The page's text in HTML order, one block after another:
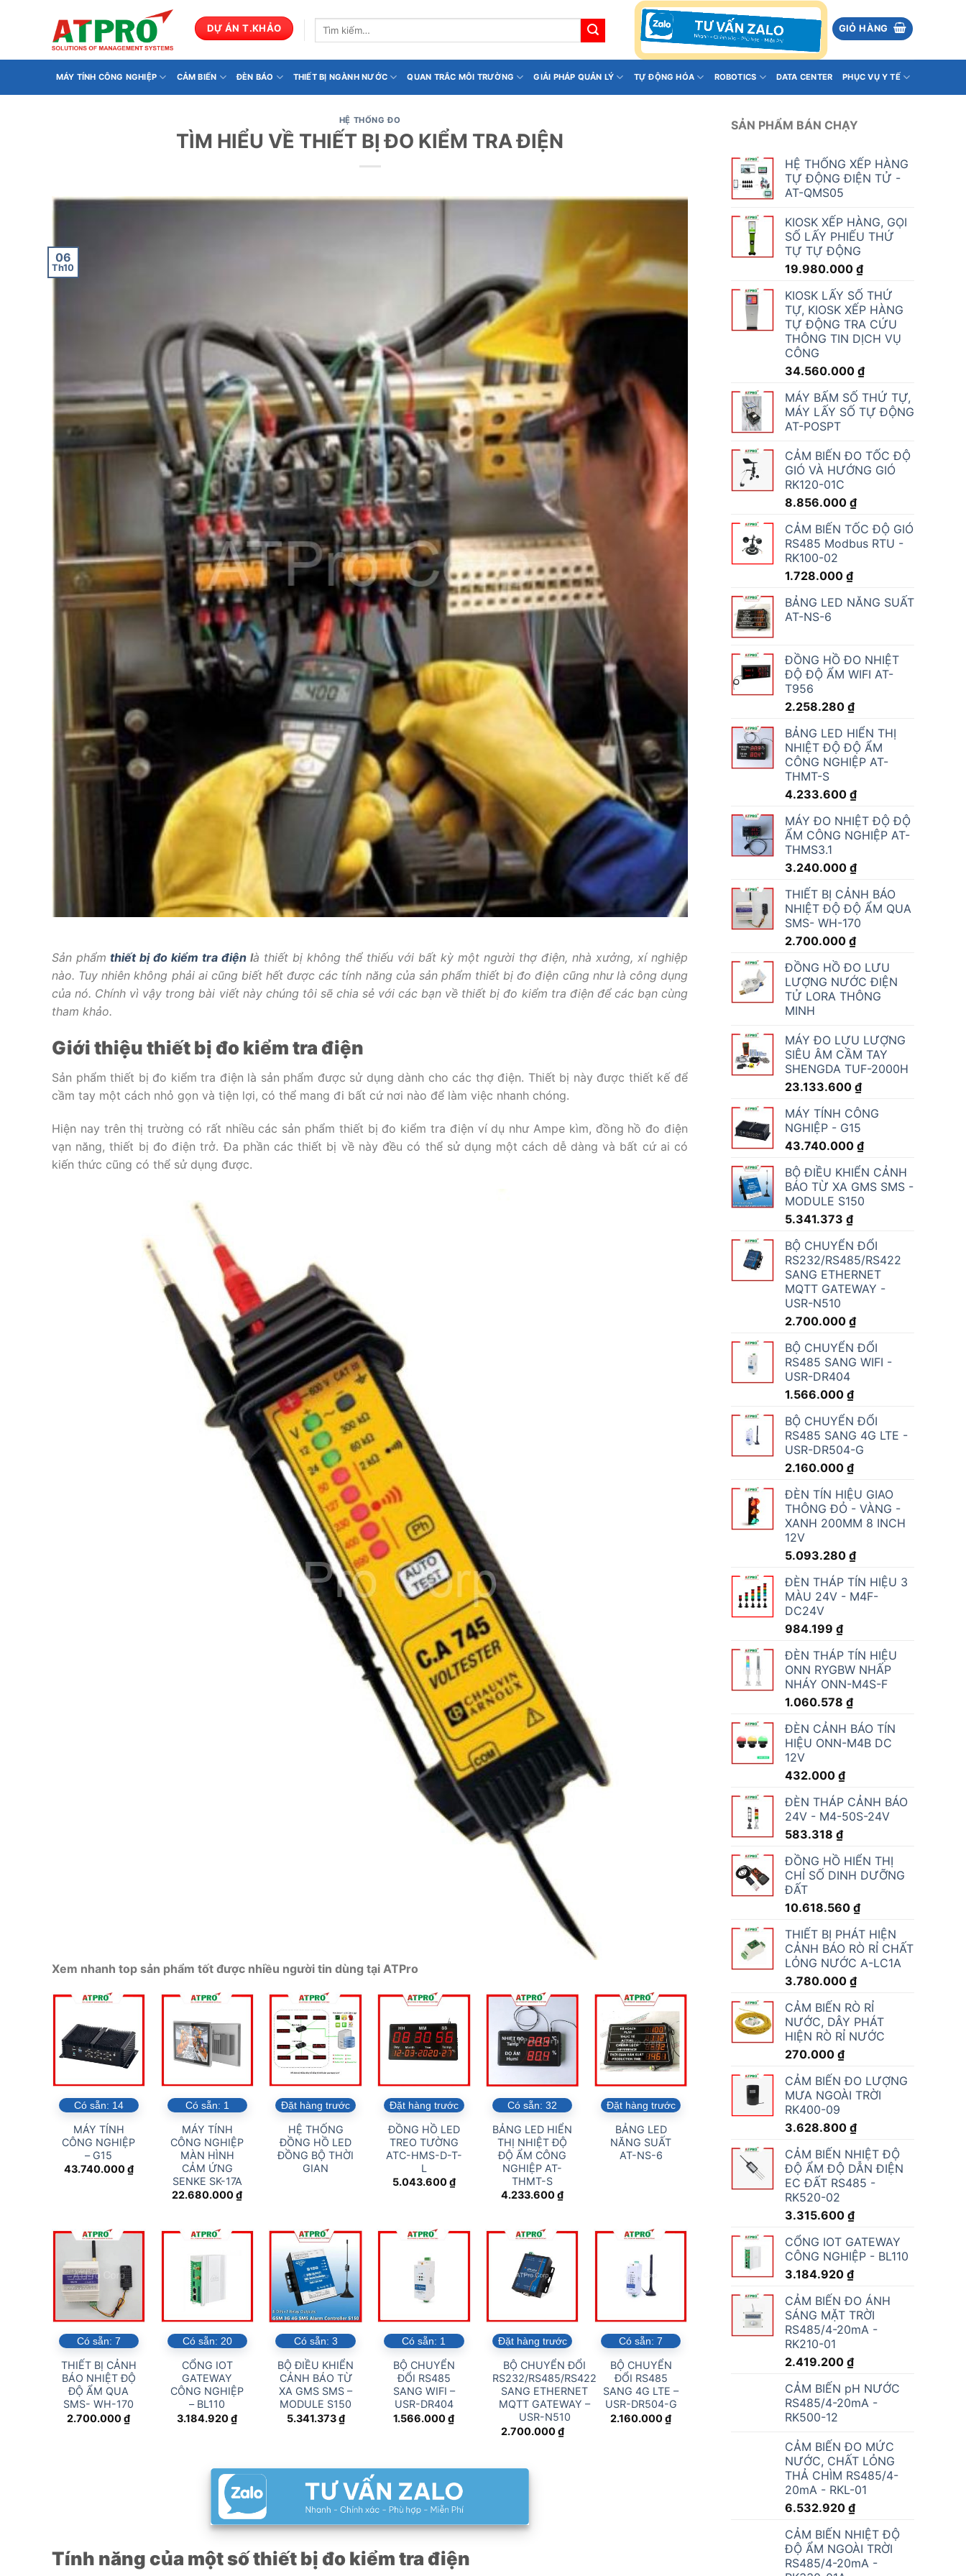
dung
DỰ ÁN T.KHẢO
Tìm
GIỎ HÀNG
MÁY TÍNH CÔNG NGHIỆP CẢM BIẾN ĐÈN BÁO THIẾT BỊ NGÀNH NƯỚC QUAN TRẮC MÔI TRƯỜNG GIẢI PHÁP QUẢN LÝ TỰ ĐỘNG HÓA ROBOTICS DATA CENTER PHỤC VỤ Y TẾ
HỆ THỐNG ĐO
TÌM HIỂU VỀ THIẾT BỊ ĐO KIỂM TRA ĐIỆN
06
Th10
Sản phẩm thiết bị đo kiểm tra điện là thiết bị không thể thiếu với bất kỳ một người thợ điện, nhà xưởng, xí nghiệp
nào. Tuy nhiên không phải ai cũng biết hết được các tính năng của sản phẩm thiết bị đo điện cũng như là công dụng
của nó. Chính vì vậy trong bài viết này chúng tôi sẽ chia sẻ với các bạn về thiết bị đo kiểm tra điện để các bạn cùng
tham khảo.
Giới thiệu thiết bị đo kiểm tra điện
Sản phẩm thiết bị đo kiểm tra điện là sản phẩm được sử dụng dành cho các thợ điện. Thiết bị này được thiết kế để
cầm tay một cách nhỏ gọn và tiện lợi, có thể mang đi bất cứ nơi nào để làm việc nhanh chóng.
Hiện nay trên thị trường có rất nhiều các sản phẩm thiết bị đo kiểm tra điện ví dụ như Ampe kìm, đồng hồ đo điện
vạn năng, thiết bị đo điện trở. Đa phần các thiết bị về này đều có thể sử dụng một cách dễ dàng và bất cứ ai có
kiến thức cũng có thể sử dụng được.
Xem nhanh top sản phẩm tốt được nhiều người tin dùng tại ATPro
Có sẵn: 14
MÁY TÍNH
CÔNG NGHIỆP
– G15
43.740.000₫
Có sẵn: 1
MÁY TÍNH
CÔNG NGHIỆP
MÀN HÌNH
CẢM ỨNG
SENKE SK-17A
22.680.000₫
Đặt hàng trước
HỆ THỐNG
ĐỒNG HỒ LED
ĐỒNG BỘ THỜI
GIAN
Đặt hàng trước
ĐỒNG HỒ LED
TREO TƯỜNG
ATC-HMS-D-T-
L
5.043.600₫
Có sẵn:32
BẢNG LED HIỂN
THỊ NHIỆT ĐỘ
ĐỘ ẨM CÔNG
NGHIỆP AT-
THMT-S
4.233.600₫
Đặt hàng trước
BẢNG LED
NĂNG SUẤT
AT-NS-6
Có sẵn:50
ẨM WIFI AT-
T956
2.258.280
Có sẵn:
ĐỒNG HỒ NTP
TƯỜNG 2,3inch
6 số – GTD366
9.493.200
Có sẵn: 7
THIẾT BỊ CẢNH
BÁO NHIỆT ĐỘ
ĐỘ ẨM QUA
SMS- WH-170
2.700.000₫
Có sẵn: 20
CỔNG IOT
GATEWAY
CÔNG NGHIỆP
– BL110
3.184.920₫
Có sẵn: 3
BỘ ĐIỀU KHIỂN
CẢNH BÁO TỪ
XA GMS SMS –
MODULE S150
5.341.373₫
Có sẵn: 1
BỘ CHUYỂN
ĐỔI RS485
SANG WIFI –
USR-DR404
1.566.000₫
Đặt hàng trước
BỘ CHUYỂN ĐỔI
RS232/RS485/RS422
SANG ETHERNET
MQTT GATEWAY –
USR-N510
2.700.000₫
Có sẵn:7
BỘ CHUYỂN
ĐỔI RS485
SANG 4G LTE –
USR-DR504-G
2.160.000₫
XUẤT NHÀ MÁY
Đặt hàng trước
HỆ THỐNG
CẢNH BÁO
NHIỆT ĐỘ TỦ
LẠNH, KHO
Tính năng của một số thiết bị đo kiểm tra điện
SẢN PHẨM BÁN CHẠY
HỆ THỐNG XẾP HÀNG
TỰ ĐỘNG ĐIỆN TỬ -
AT-QMS05
KIOSK XẾP HÀNG, GỌI
SỐ LẤY PHIẾU THỨ
TỰ TỰ ĐỘNG
19.980.000 ₫
KIOSK LẤY SỐ THỨ
TỰ, KIOSK XẾP HÀNG
TỰ ĐỘNG TRA CỨU
THÔNG TIN DỊCH VỤ
CÔNG
34.560.000 ₫
MÁY BẤM SỐ THỨ TỰ,
MÁY LẤY SỐ TỰ ĐỘNG
AT-POSPT
CẢM BIẾN ĐO TỐC ĐỘ
GIÓ VÀ HƯỚNG GIÓ
RK120-01C
8.856.000 ₫
CẢM BIẾN TỐC ĐỘ GIÓ
RS485 Modbus RTU -
RK100-02
1.728.000 ₫
BẢNG LED NĂNG SUẤT
AT-NS-6
ĐỒNG HỒ ĐO NHIỆT
ĐỘ ĐỘ ẨM WIFI AT-
T956
2.258.280 ₫
BẢNG LED HIỂN THỊ
NHIỆT ĐỘ ĐỘ ẨM
CÔNG NGHIỆP AT-
THMT-S
4.233.600 ₫
MÁY ĐO NHIỆT ĐỘ ĐỘ
ẨM CÔNG NGHIỆP AT-
THMS3.1
3.240.000 ₫
THIẾT BỊ CẢNH BÁO
NHIỆT ĐỘ ĐỘ ẨM QUA
SMS- WH-170
2.700.000 ₫
ĐỒNG HỒ ĐO LƯU
LƯỢNG NƯỚC ĐIỆN
TỬ LORA THÔNG
MINH
MÁY ĐO LƯU LƯỢNG
SIÊU ÂM CẦM TAY
SHENGDA TUF-2000H
23.133.600 ₫
MÁY TÍNH CÔNG
NGHIỆP - G15
43.740.000 ₫
BỘ ĐIỀU KHIỂN CẢNH
BÁO TỪ XA GMS SMS -
MODULE S150
5.341.373 ₫
BỘ CHUYỂN ĐỔI
RS232/RS485/RS422
SANG ETHERNET
MQTT GATEWAY -
USR-N510
2.700.000 ₫
BỘ CHUYỂN ĐỔI
RS485 SANG WIFI -
USR-DR404
1.566.000 ₫
BỘ CHUYỂN ĐỔI
RS485 SANG 4G LTE -
USR-DR504-G
2.160.000 ₫
ĐÈN TÍN HIỆU GIAO
THÔNG ĐỎ - VÀNG -
XANH 200MM 8 INCH
12V
5.093.280 ₫
ĐÈN THÁP TÍN HIỆU 3
MÀU 24V - M4F-
DC24V
984.199 ₫
ĐÈN THÁP TÍN HIỆU
ONN RYGBW NHẤP
NHÁY ONN-M4S-F
1.060.578 ₫
ĐÈN CẢNH BÁO TÍN
HIỆU ONN-M4B DC
12V
432.000 ₫
ĐÈN THÁP CẢNH BÁO
24V - M4-50S-24V
583.318 ₫
ĐỒNG HỒ HIỂN THỊ
CHỈ SỐ DINH DƯỠNG
ĐẤT
10.618.560 ₫
THIẾT BỊ PHÁT HIỆN
CẢNH BÁO RÒ RỈ CHẤT
LỎNG NƯỚC A-LC1A
3.780.000 ₫
CẢM BIẾN RÒ RỈ
NƯỚC, DÂY PHÁT
HIỆN RÒ RỈ NƯỚC
270.000 ₫
CẢM BIẾN ĐO LƯỢNG
MƯA NGOÀI TRỜI
RK400-09
3.628.800 ₫
CẢM BIẾN NHIỆT ĐỘ
ĐỘ ẨM ĐỘ DẪN ĐIỆN
EC ĐẤT RS485 -
RK520-02
3.315.600 ₫
CỔNG IOT GATEWAY
CÔNG NGHIỆP - BL110
3.184.920 ₫
CẢM BIẾN ĐO ÁNH
SÁNG MẶT TRỜI
RS485/4-20mA -
RK210-01
2.419.200 ₫
CẢM BIẾN pH NƯỚC
RS485/4-20mA -
RK500-12
CẢM BIẾN ĐO MỨC
NƯỚC, CHẤT LỎNG
THẢ CHÌM RS485/4-
20mA - RKL-01
6.532.920 ₫
CẢM BIẾN NHIỆT ĐỘ
ĐỘ ẨM NGOÀI TRỜI
RS485/4-20mA -